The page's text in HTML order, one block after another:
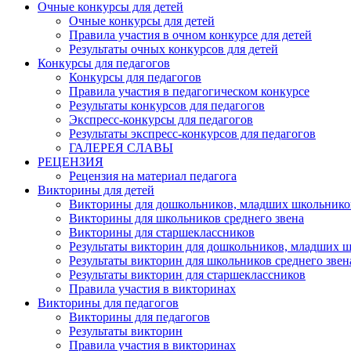
Очные конкурсы для детей
Очные конкурсы для детей
Правила участия в очном конкурсе для детей
Результаты очных конкурсов для детей
Конкурсы для педагогов
Конкурсы для педагогов
Правила участия в педагогическом конкурсе
Результаты конкурсов для педагогов
Экспресс-конкурсы для педагогов
Результаты экспресс-конкурсов для педагогов
ГАЛЕРЕЯ СЛАВЫ
РЕЦЕНЗИЯ
Рецензия на материал педагога
Викторины для детей
Викторины для дошкольников, младших
Викторины для школьников среднего звена
Викторины для старшеклассников
Результаты викторин для дошкольников, младших
Результаты викторин для школьников среднего
Результаты викторин для старшеклассников
Правила участия в викторинах
Викторины для педагогов
Викторины для педагогов
Результаты викторин
Правила участия в викторинах